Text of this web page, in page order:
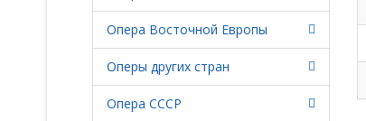
Опера Восточной Европы
Оперы других стран
Опера СССР